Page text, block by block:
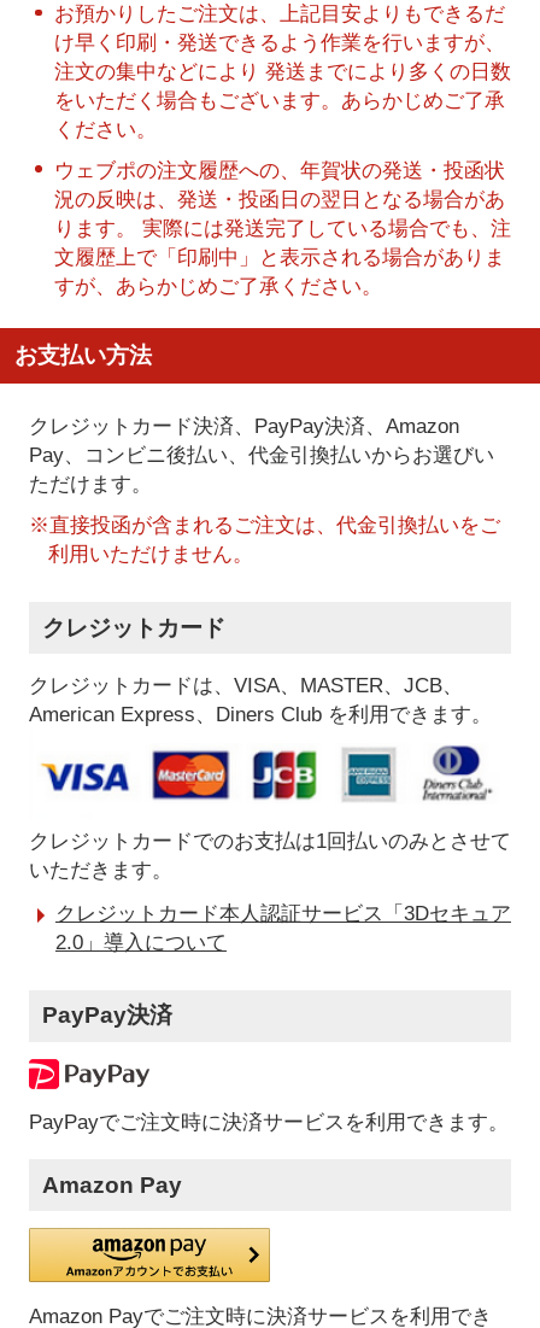
お預かりしたご注文は、上記目安よりもできるだ
け早く印刷・発送できるよう作業を行いますが、
注文の集中などにより 発送までにより多くの日数
をいただく場合もございます。あらかじめご了承
ください。
ウェブポの注文履歴への、年賀状の発送・投函状
況の反映は、発送・投函日の翌日となる場合があ
ります。 実際には発送完了している場合でも、注
文履歴上で「印刷中」と表示される場合がありま
すが、あらかじめご了承ください。
お支払い方法
クレジットカード決済、PayPay決済、Amazon
Pay、コンビニ後払い、代金引換払いからお選びい
ただけます。
※直接投函が含まれるご注文は、代金引換払いをご
利用いただけません。
クレジットカード
クレジットカードは、VISA、MASTER、JCB、
American Express、Diners Club を利用できます。
クレジットカードでのお支払は1回払いのみとさせて
いただきます。
クレジットカード本人認証サービス「3Dセキュア
2.0」導入について
PayPay決済
PayPayでご注文時に決済サービスを利用できます。
Amazon Pay
Amazon Payでご注文時に決済サービスを利用でき